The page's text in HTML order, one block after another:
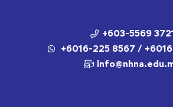
+603-5569
+6016-225 8567 /